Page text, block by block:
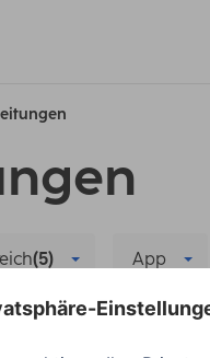
(5) App